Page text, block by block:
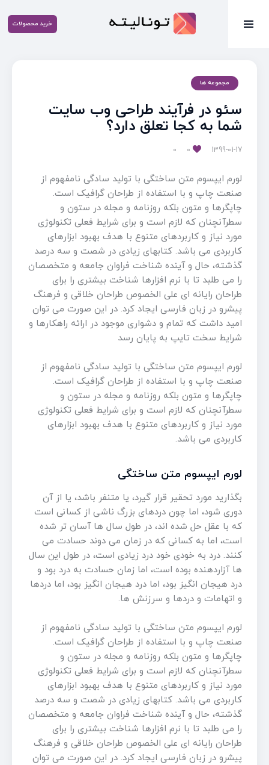
خرید محصولات
مجموعه ها
سئو در فرآیند طراحی وب سایت
شما به کجا تعلق دارد؟
1399-01-17
0
0
لورم ایپسوم متن ساختگی با تولید سادگی نامفهوم از
صنعت چاپ و با استفاده از طراحان گرافیک است.
چاپگرها و متون بلکه روزنامه و مجله در ستون و
سطرآنچنان که لازم است و برای شرایط فعلی تکنولوژی
مورد نیاز و کاربردهای متنوع با هدف بهبود ابزارهای
کاربردی می باشد. کتابهای زیادی در شصت و سه درصد
گذشته، حال و آینده شناخت فراوان جامعه و متخصصان
را می طلبد تا با نرم افزارها شناخت بیشتری را برای
طراحان رایانه ای علی الخصوص طراحان خلاقی و فرهنگ
پیشرو در زبان فارسی ایجاد کرد. در این صورت می توان
امید داشت که تمام و دشواری موجود در ارائه راهکارها و
شرایط سخت تایپ به پایان رسد
لورم ایپسوم متن ساختگی با تولید سادگی نامفهوم از
صنعت چاپ و با استفاده از طراحان گرافیک است.
چاپگرها و متون بلکه روزنامه و مجله در ستون و
سطرآنچنان که لازم است و برای شرایط فعلی تکنولوژی
مورد نیاز و کاربردهای متنوع با هدف بهبود ابزارهای
کاربردی می باشد.
لورم ایپسوم متن ساختگی
بگذارید مورد تحقیر قرار گیرد، یا متنفر باشد، یا از آن
دوری شود، اما چون دردهای بزرگ ناشی از کسانی است
که با عقل حل شده اند، در طول سال ها آسان تر شده
است، اما به کسانی که در زمان می دوند حسادت می
کنند. درد به خودی خود درد زیادی است، در طول این سال
ها آزاردهنده بوده است، اما زمان حسادت به درد بود و
درد هیجان انگیز بود، اما درد هیجان انگیز بود، اما دردها
و اتهامات و دردها و سرزنش ها.
لورم ایپسوم متن ساختگی با تولید سادگی نامفهوم از
صنعت چاپ و با استفاده از طراحان گرافیک است.
چاپگرها و متون بلکه روزنامه و مجله در ستون و
سطرآنچنان که لازم است و برای شرایط فعلی تکنولوژی
مورد نیاز و کاربردهای متنوع با هدف بهبود ابزارهای
کاربردی می باشد. کتابهای زیادی در شصت و سه درصد
گذشته، حال و آینده شناخت فراوان جامعه و متخصصان
را می طلبد تا با نرم افزارها شناخت بیشتری را برای
طراحان رایانه ای علی الخصوص طراحان خلاقی و فرهنگ
پیشرو در زبان فارسی ایجاد کرد. در این صورت می توان